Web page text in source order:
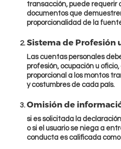
transacción, puede requerir
documentos que
proporcionalidad de la
Sistema de Profesión
Las cuentas personales
profesión, ocupación u
proporcional a los montos
y costumbres de cada país.
Omisión de
si es solicitada la
o si el usuario se niega a
conducta es calificada